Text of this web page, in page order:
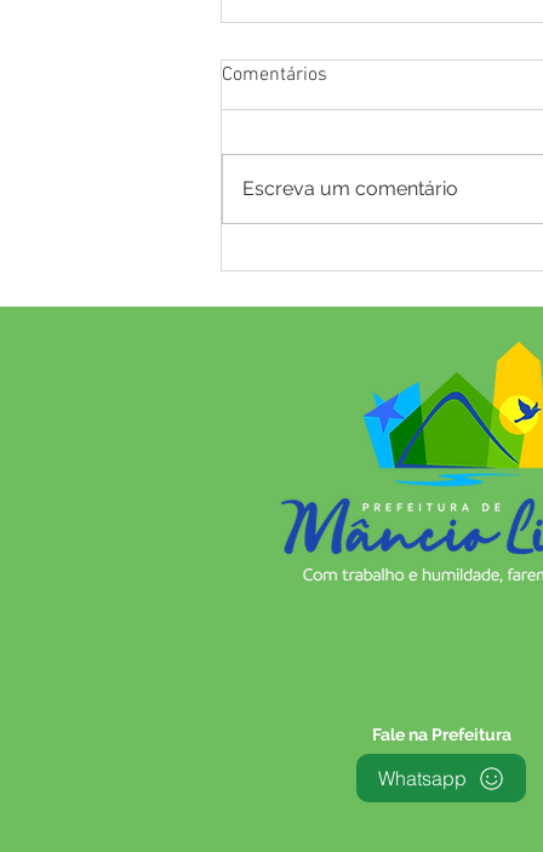
entregou 18 sistemas de
Comentários
Escreva um comentário
Fale na Prefeitura
Whatsapp